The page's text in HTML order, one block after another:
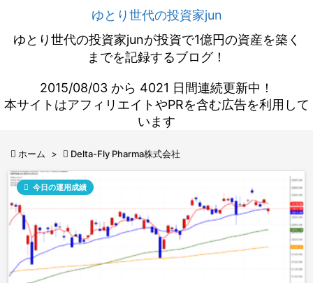
ゆとり世代の投資家jun
ゆとり世代の投資家junが投資で1億円の資産を築く
までを記録するブログ！
2015/08/03 から 4021 日間連続更新中！
本サイトはアフィリエイトやPRを含む広告を利用して
います
 ホーム >  Delta-Fly Pharma株式会社
 今日の運用成績